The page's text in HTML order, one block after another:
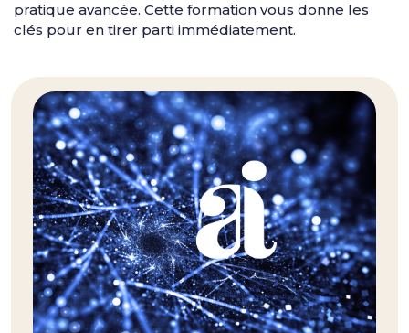
pratique avancée. Cette formation vous donne les
clés pour en tirer parti immédiatement.